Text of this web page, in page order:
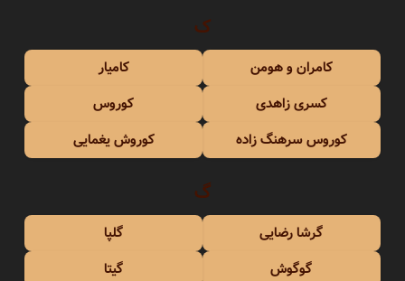
ک
کامران و هومن
کامیار
کسری زاهدی
کوروس
کوروس سرهنگ زاده
کوروش یغمایی
گ
گرشا رضایی
گلپا
گوگوش
گیتا